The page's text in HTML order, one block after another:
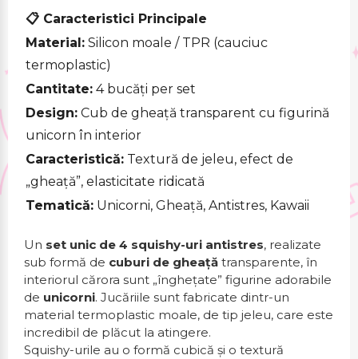
📋 Caracteristici Principale
Material: Silicon moale / TPR (cauciuc
termoplastic)
Cantitate: 4 bucăți per set
Design: Cub de gheață transparent cu figurină
unicorn în interior
Caracteristică: Textură de jeleu, efect de
„gheață”, elasticitate ridicată
Tematică: Unicorni, Gheață, Antistres, Kawaii
Un set unic de 4 squishy-uri antistres, realizate
sub formă de cuburi de gheață transparente, în
interiorul cărora sunt „înghețate” figurine adorabile
de unicorni. Jucăriile sunt fabricate dintr-un
material termoplastic moale, de tip jeleu, care este
incredibil de plăcut la atingere.
Squishy-urile au o formă cubică și o textură